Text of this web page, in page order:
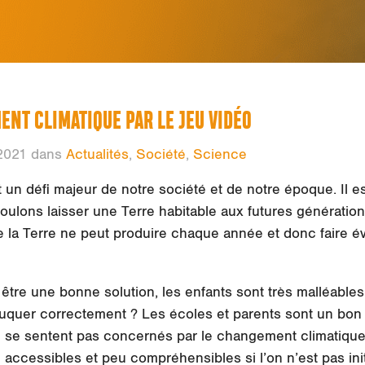
CLIMATIQUE PAR LE JEU VIDÉO
dans Actualités, Société, Science
défi majeur de notre société et de notre époque. Il
laisser une Terre habitable aux futures
Terre ne peut produire chaque année et donc faire
une bonne solution, les enfants sont très
correctement ? Les écoles et parents sont un bon
sentent pas concernés par le changement
et peu compréhensibles si l’on n’est pas